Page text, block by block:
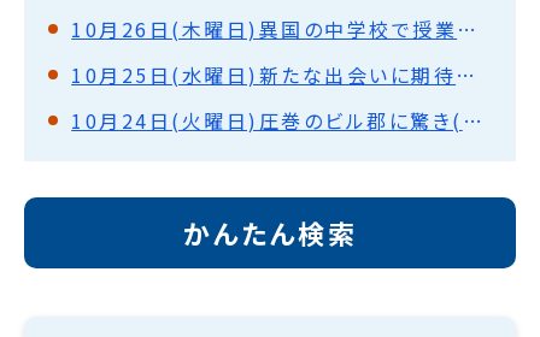
10月26日(木曜日)異国の中学校で授業体験・盛大な歓迎式(ノックスビル)
10月25日(水曜日)新たな出会いに期待と不安・ホストファミリーと対面(ノックスビル)
10月24日(火曜日)圧巻のビル郡に驚き(シカゴ)
かんたん検索